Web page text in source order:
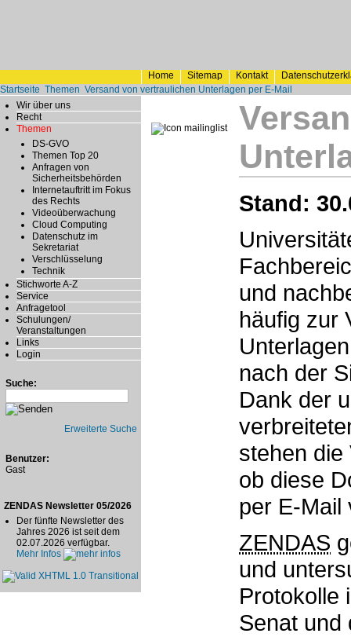
Home Sitemap Kontakt
Startseite Themen Versand von vertraulichen Unterlagen per E-Mail
Wir über uns
Recht
Themen
DS-GVO
Themen Top 20
Anfragen von
Sicherheitsbehörden
Internetauftritt im Fokus
des Rechts
Videoüberwachung
Cloud Computing
Datenschutz im
Sekretariat
Verschlüsselung
Technik
Stichworte A-Z
Service
Anfragetool
Schulungen/
Veranstaltungen
Links
Login
Suche:
Erweiterte Suche
Benutzer:
Gast
ZENDAS Newsletter 05/2026
Der fünfte Newsletter des
Jahres 2026 ist seit dem
02.07.2026 verfügbar.
Mehr Infos
Stand:
und
häufig zur
nach der
Dank der
stehen die
ob diese
per E-Mail
ZENDAS
und
Protokolle
Senat und